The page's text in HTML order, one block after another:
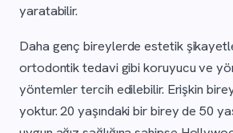
yaratabilir.
Daha genç bireylerde estetik
ortodontik tedavi gibi koruyucu ve
yöntemler tercih edilebilir. Erişkin
yoktur. 20 yaşındaki bir birey de 50